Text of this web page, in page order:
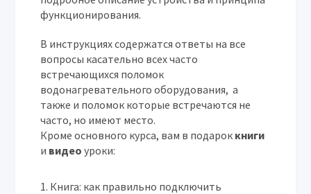
функционирования.
В инструкциях содержатся ответы на все
вопросы касательно всех часто
встречающихся поломок
водонагревательного оборудования, а
также и поломок которые встречаются не
часто, но имеют место.
Кроме основного курса, вам в подарок книги
и видео уроки:
Книга: как правильно подключить